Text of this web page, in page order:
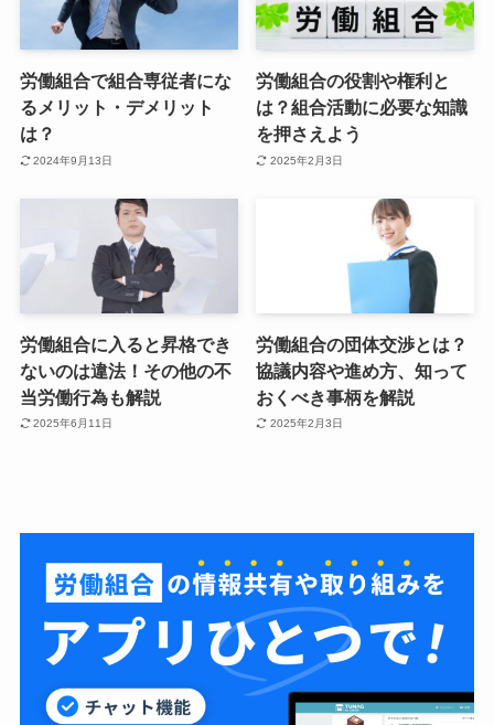
労働組合で組合専従者にな
るメリット・デメリット
は？
2024年9月13日
労働組合の役割や権利と
は？組合活動に必要な知識
を押さえよう
2025年2月3日
労働組合に入ると昇格でき
ないのは違法！その他の不
当労働行為も解説
2025年6月11日
労働組合の団体交渉とは？
協議内容や進め方、知って
おくべき事柄を解説
2025年2月3日